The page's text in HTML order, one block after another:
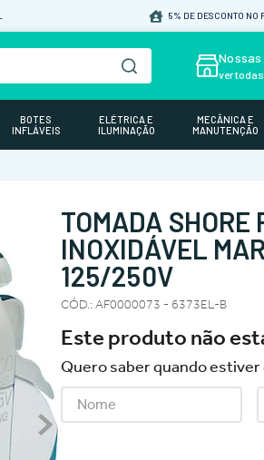
5% DE DESCONTO NO
Nossas
ver todas
BOTES
INFLÁVEIS
ELÉTRICA E
ILUMINAÇÃO
MECÂNICA E
MANUTENÇÃO
TOMADA SHORE
INOXIDÁVEL
125/250V
CÓD.: AF0000073 - 6373EL-B
Este produto não
Quero saber quando